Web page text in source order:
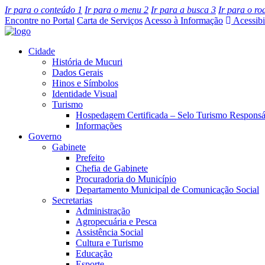
Ir para o conteúdo 1 Ir para o menu 2 Ir para a busca 3 Ir para o
Encontre no Portal Carta de Serviços Acesso à Informação
Cidade
História de Mucuri
Dados Gerais
Hinos e Símbolos
Identidade Visual
Turismo
Hospedagem Certificada – Selo Turismo
Informações
Governo
Gabinete
Prefeito
Chefia de Gabinete
Procuradoria do Município
Departamento Municipal de Comunicação Social
Secretarias
Administração
Agropecuária e Pesca
Assistência Social
Cultura e Turismo
Educação